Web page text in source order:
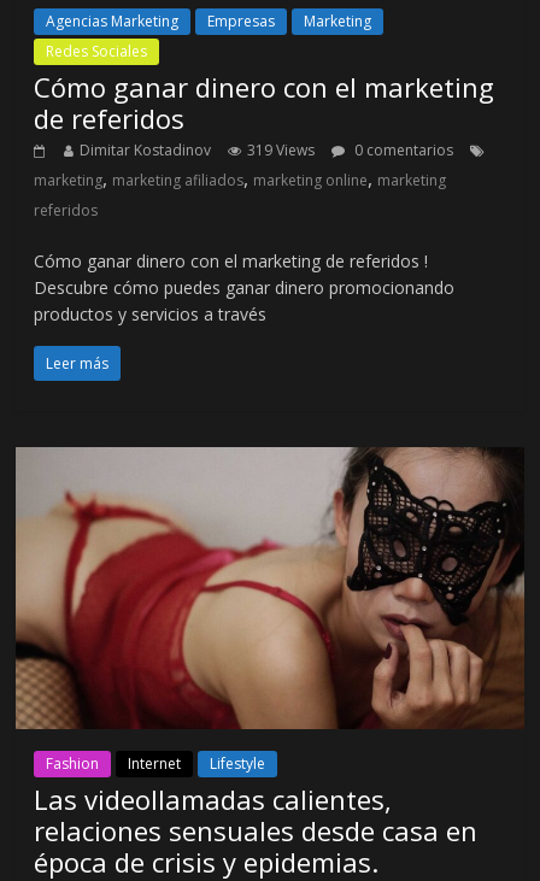
Agencias Marketing Empresas
Marketing
Redes Sociales
Cómo ganar dinero con el marketing
de referidos
Dimitar Kostadinov 319 Views
0 comentarios
marketing, marketing afiliados, marketing online, marketing
referidos
Cómo ganar dinero con el marketing de referidos !
Descubre cómo puedes ganar dinero promocionando
productos y servicios a través
Leer más
Fashion Internet Lifestyle
Las videollamadas calientes,
relaciones sensuales desde casa en
época de crisis y epidemias.